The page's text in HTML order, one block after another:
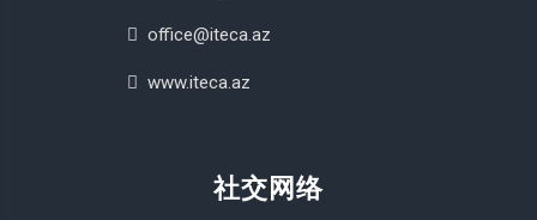
office@iteca.az
www.iteca.az
社交网络